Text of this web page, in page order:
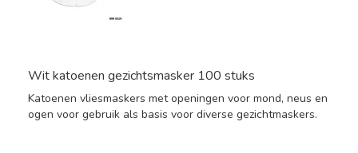
Wit katoenen gezichtsmasker 100 stuks
Katoenen vliesmaskers met openingen voor mond, neus en
ogen voor gebruik als basis voor diverse gezichtmaskers.